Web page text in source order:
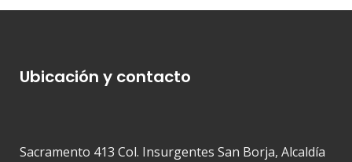
Ubicación y contacto
Sacramento 413 Col. Insurgentes San Borja, Alcaldía